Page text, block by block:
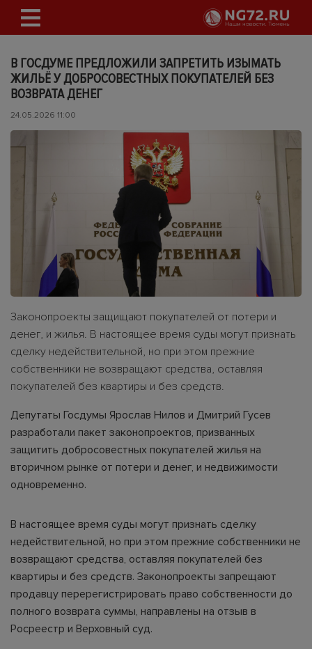
В ГОСДУМЕ ПРЕДЛОЖИЛИ ЗАПРЕТИТЬ ИЗЫМАТЬ
ЖИЛЬЁ У ДОБРОСОВЕСТНЫХ ПОКУПАТЕЛЕЙ БЕЗ
ВОЗВРАТА ДЕНЕГ
24.05.2026 11:00
Законопроекты защищают покупателей от потери и
денег, и жилья. В настоящее время суды могут признать
сделку недействительной, но при этом прежние
собственники не возвращают средства, оставляя
покупателей без квартиры и без средств.
Депутаты Госдумы Ярослав Нилов и Дмитрий Гусев
разработали пакет законопроектов, призванных
защитить добросовестных покупателей жилья на
вторичном рынке от потери и денег, и недвижимости
одновременно.
В настоящее время суды могут признать сделку
недействительной, но при этом прежние собственники не
возвращают средства, оставляя покупателей без
квартиры и без средств. Законопроекты запрещают
продавцу перерегистрировать право собственности до
полного возврата суммы, направлены на отзыв в
Росреестр и Верховный суд.